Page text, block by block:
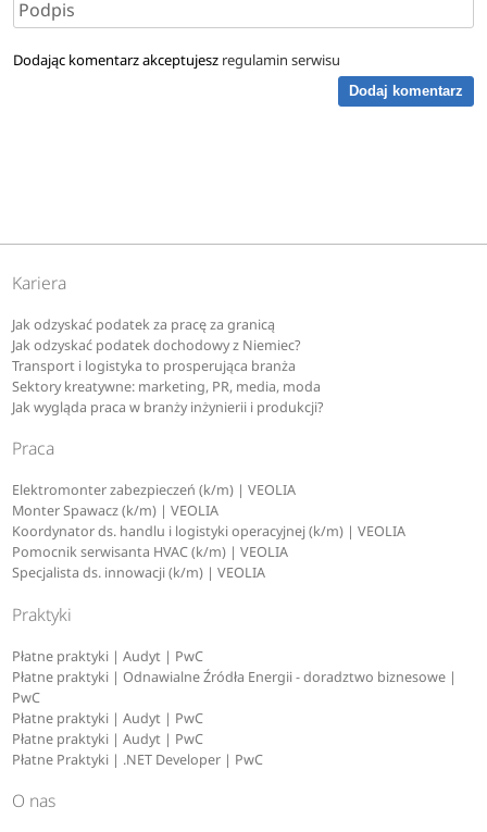
Dodając komentarz akceptujesz regulamin serwisu
Dodaj komentarz
Kariera
Jak odzyskać podatek za pracę za granicą
Jak odzyskać podatek dochodowy z Niemiec?
Transport i logistyka to prosperująca branża
Sektory kreatywne: marketing, PR, media, moda
Jak wygląda praca w branży inżynierii i produkcji?
Praca
Elektromonter zabezpieczeń (k/m) | VEOLIA
Monter Spawacz (k/m) | VEOLIA
Koordynator ds. handlu i logistyki operacyjnej (k/m) | VEOLIA
Pomocnik serwisanta HVAC (k/m) | VEOLIA
Specjalista ds. innowacji (k/m) | VEOLIA
Praktyki
Płatne praktyki | Audyt | PwC
Płatne praktyki | Odnawialne Źródła Energii - doradztwo biznesowe |
PwC
Płatne praktyki | Audyt | PwC
Płatne praktyki | Audyt | PwC
Płatne Praktyki | .NET Developer | PwC
O nas